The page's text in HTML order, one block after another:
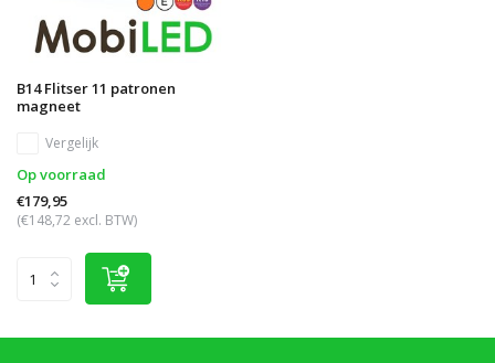
B14 Flitser 11 patronen
magneet
Vergelijk
Op voorraad
€179,95
(€148,72 excl. BTW)